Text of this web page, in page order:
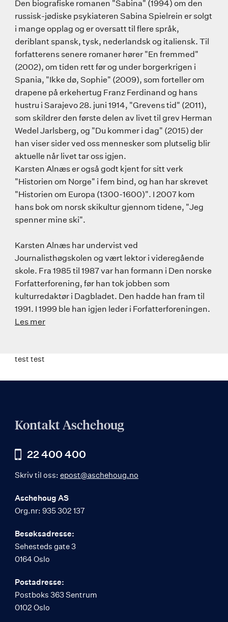
Den biografiske romanen "Sabina" (1994) om den
russisk-jødiske psykiateren Sabina Spielrein er solgt
i mange opplag og er oversatt til flere språk,
deriblant spansk, tysk, nederlandsk og italiensk. Til
forfatterens senere romaner hører "En fremmed"
(2002), om tiden rett før og under borgerkrigen i
Spania, "Ikke dø, Sophie" (2009), som forteller om
drapene på erkehertug Franz Ferdinand og hans
hustru i Sarajevo 28. juni 1914, "Grevens tid" (2011),
som skildrer den første delen av livet til grev Herman
Wedel Jarlsberg, og "Du kommer i dag" (2015) der
han viser sider ved oss mennesker som plutselig blir
aktuelle når livet tar oss igjen.
Karsten Alnæs er også godt kjent for sitt verk
"Historien om Norge" i fem bind, og han har skrevet
"Historien om Europa (1300-1600)". I 2007 kom
hans bok om norsk skikultur gjennom tidene, "Jeg
spenner mine ski".
Karsten Alnæs har undervist ved
Journalisthøgskolen og vært lektor i videregående
skole. Fra 1985 til 1987 var han formann i Den norske
Forfatterforening, før han tok jobben som
kulturredaktør i Dagbladet. Den hadde han fram til
1991. I 1999 ble han igjen leder i Forfatterforeningen.
Les mer
test test
Kontakt Aschehoug
22 400 400
Skriv til oss: epost@aschehoug.no
Aschehoug AS
Org.nr: 935 302 137
Besøksadresse:
Sehesteds gate 3
0164 Oslo
Postadresse:
Postboks 363 Sentrum
0102 Oslo